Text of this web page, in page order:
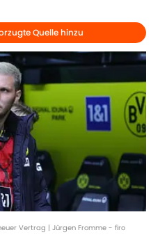
Quelle hinzu
Vertrag | Jürgen Fromme - firo